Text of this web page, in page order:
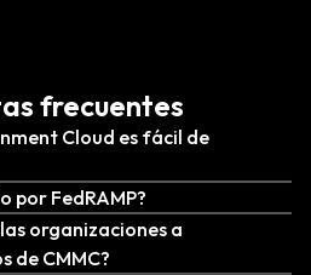
frecuentes
Cloud es fácil de
por FedRAMP?
organizaciones a
de CMMC?